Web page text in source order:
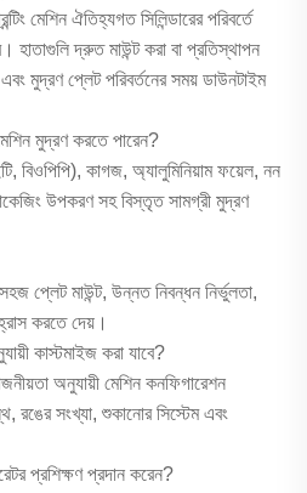
মেশিন ঐতিহ্যগত সিলিন্ডারের পরিবর্তে
হাতাগুলি দ্রুত মাউন্ট করা বা প্রতিস্থাপন
মুদ্রণ প্লেট পরিবর্তনের সময় ডাউনটাইম
মুদ্রণ করতে পারেন?
বিওপিপি), কাগজ, অ্যালুমিনিয়াম ফয়েল, নন
উপকরণ সহ বিস্তৃত সামগ্রী মুদ্রণ
প্লেট মাউন্ট, উন্নত নিবন্ধন নির্ভুলতা,
করতে দেয়।
কাস্টমাইজ করা যাবে?
অনুযায়ী মেশিন কনফিগারেশন
রঙের সংখ্যা, শুকানোর সিস্টেম এবং
প্রশিক্ষণ প্রদান করেন?